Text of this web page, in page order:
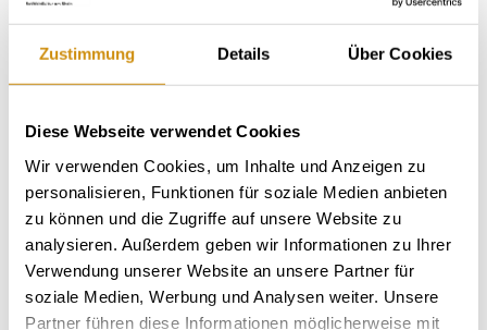
Zustimmung Details Über Cookies
Diese Webseite verwendet Cookies
Wir verwenden Cookies, um Inhalte und Anzeigen zu
personalisieren, Funktionen für soziale Medien anbieten
zu können und die Zugriffe auf unsere Website zu
analysieren. Außerdem geben wir Informationen zu Ihrer
Verwendung unserer Website an unsere Partner für
soziale Medien, Werbung und Analysen weiter. Unsere
Partner führen diese Informationen möglicherweise mit